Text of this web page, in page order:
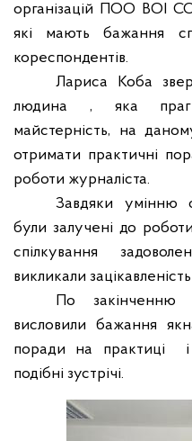
організацій ПОО ВОІ
які мають бажання
кореспондентів.
Лариса Коба
людина , яка
майстерність, на
отримати практичні
роботи журналіста.
Завдяки умінню
були залучені до
спілкування
викликали
По закінченню
висловили бажання
поради на практиці
подібні зустрічі.